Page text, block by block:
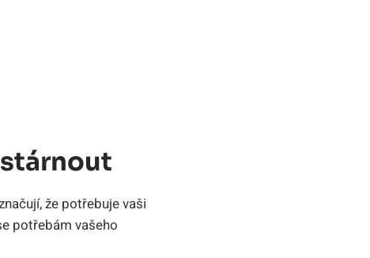
že potřebuje vaši
potřebám vašeho